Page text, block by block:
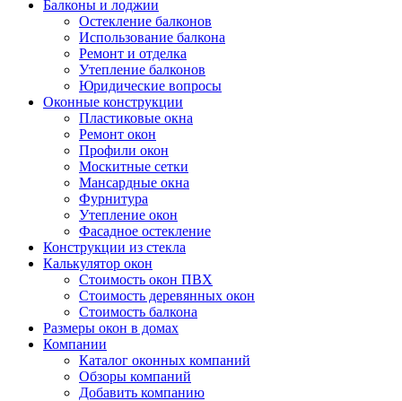
Балконы и лоджии
Остекление балконов
Использование балкона
Ремонт и отделка
Утепление балконов
Юридические вопросы
Оконные конструкции
Пластиковые окна
Ремонт окон
Профили окон
Москитные сетки
Мансардные окна
Фурнитура
Утепление окон
Фасадное остекление
Конструкции из стекла
Калькулятор окон
Стоимость окон ПВХ
Стоимость деревянных окон
Стоимость балкона
Размеры окон в домах
Компании
Каталог оконных компаний
Обзоры компаний
Добавить компанию